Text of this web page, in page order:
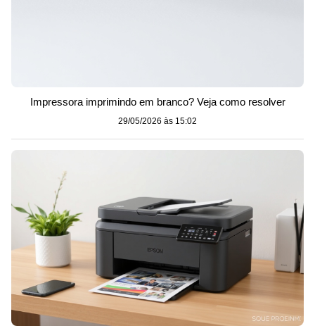
Impressora imprimindo em branco? Veja como resolver
29/05/2026 às 15:02